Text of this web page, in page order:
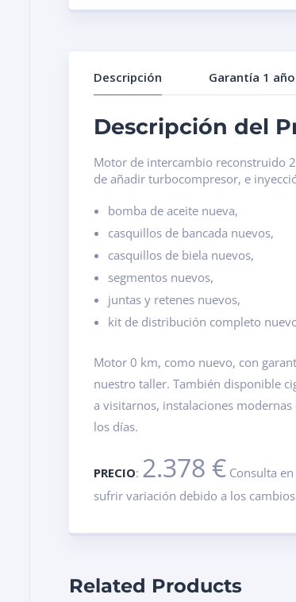
Descripción Garantía 1
Descripción del
Motor de intercambio reconstruido
de añadir turbocompresor, e
bomba de aceite nueva,
casquillos de bancada nuevos,
casquillos de biela nuevos,
segmentos nuevos,
juntas y retenes nuevos,
kit de distribución completo
Motor 0 km, como nuevo, con
nuestro taller. También disponible
a visitarnos, instalaciones
los días.
PRECIO: 2.378 € Consulta
sufrir variación debido a los
Related Products